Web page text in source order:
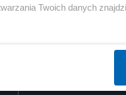
Twoich danych